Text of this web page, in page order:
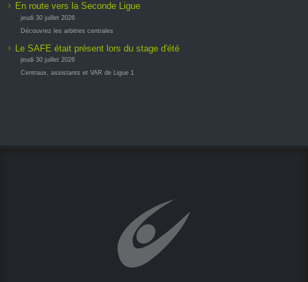
En route vers la Seconde Ligue
jeudi 30 juillet 2026
Découvrez les arbitres centrales
Le SAFE était présent lors du stage d'été
jeudi 30 juillet 2026
Centraux, assistants et VAR de Ligue 1